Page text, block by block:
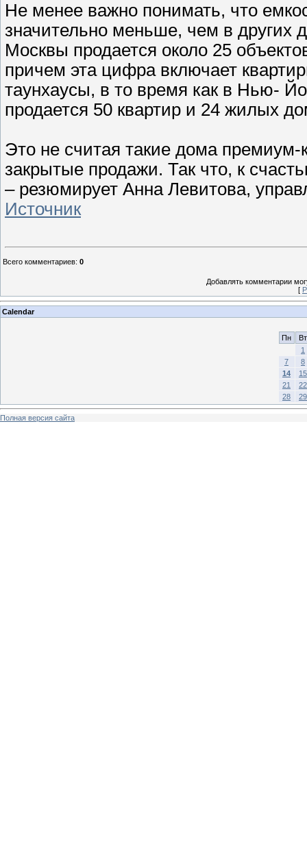
Не менее важно понимать, что
значительно меньше, чем в других
Москвы продается около 25
причем эта цифра включает
таунхаусы, в то время как в Нью-
продается 50 квартир и 24 жилых
Это не считая такие дома премиум-
закрытые продажи. Так что, к
– резюмирует Анна Левитова,
Источник
Всего комментариев: 0
Добавлять комментарии
[
Calendar
Пн
Вт
1
7
8
14
15
21
22
28
29
Полная версия сайта